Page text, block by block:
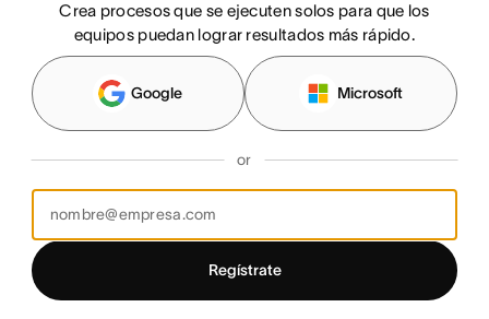
Crea procesos que se ejecuten solos para que los
equipos puedan lograr resultados más rápido.
Google Microsoft
or
Regístrate